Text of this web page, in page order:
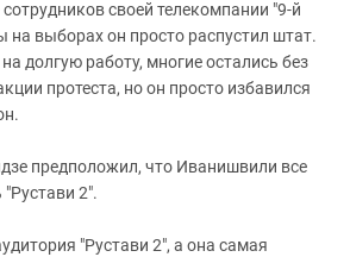
своей телекомпании "9-й
на выборах он просто распустил штат.
долгую работу, многие остались без
протеста, но он просто избавился
предположил, что Иванишвили все
2".
"Рустави 2", а она самая